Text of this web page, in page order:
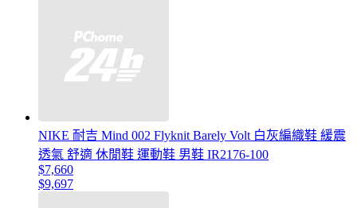
NIKE 耐吉 Mind 002 Flyknit Barely Volt 白灰編織鞋 緩震
透氣 舒適 休閒鞋 運動鞋 男鞋 IR2176-100
$7,660
$9,697